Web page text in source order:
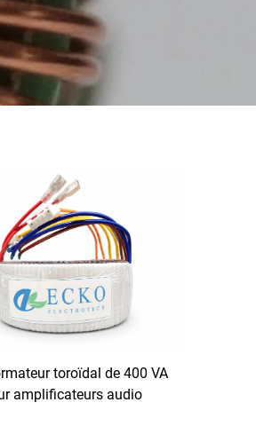
toroïdal de 400 VA
amplificateurs audio